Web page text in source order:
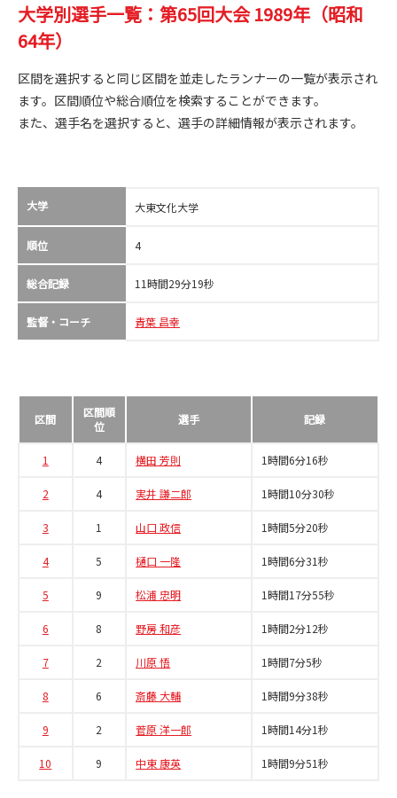
大学別選手一覧：第65回大会 1989年（昭和
64年）
区間を選択すると同じ区間を並走したランナーの一覧が表示され
ます。区間順位や総合順位を検索することができます。
また、選手名を選択すると、選手の詳細情報が表示されます。
大学 大東文化大学
順位 4
総合記録 11時間29分19秒
監督・コーチ 青葉 昌幸
区間
区間順
位
選手 記録
1 4 横田 芳則 1時間6分16秒
2 4 実井 謙二郎 1時間10分30秒
3 1 山口 政信 1時間5分20秒
4 5 樋口 一隆 1時間6分31秒
5 9 松浦 忠明 1時間17分55秒
6 8 野房 和彦 1時間2分12秒
7 2 川原 悟 1時間7分5秒
8 6 斎藤 大輔 1時間9分38秒
9 2 菅原 洋一郎 1時間14分1秒
10 9 中東 康英 1時間9分51秒